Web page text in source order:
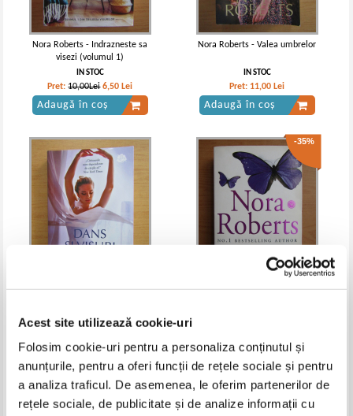
Acest site utilizează cookie-uri
Folosim cookie-uri pentru a personaliza conținutul și
anunțurile, pentru a oferi funcții de rețele sociale și pentru
a analiza traficul. De asemenea, le oferim partenerilor de
rețele sociale, de publicitate și de analize informații cu
Nora Roberts - Indrazneste sa
visezi (volumul 1)
IN STOC
Pret:10,00Lei 6,50 Lei
Adaugă în coș
Nora Roberts - Valea umbrelor
IN STOC
Pret: 11,00 Lei
Adaugă în coș
Pret:13,00 Lei
Adaugă în coș
-35%
Pret:15,00Lei 9,75 Lei
Adaugă în coș
-35%